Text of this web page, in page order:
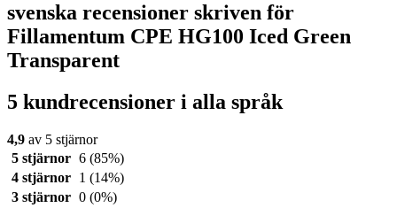
svenska recensioner skriven för
Fillamentum CPE HG100 Iced Green
Transparent
5 kundrecensioner i alla språk
4,9 av 5 stjärnor
5 stjärnor 6 (85%)
4 stjärnor
1 (14%)
3 stjärnor 0 (0%)